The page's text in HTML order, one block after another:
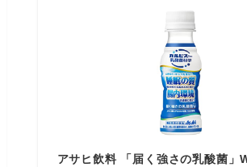
アサヒ飲料 「届く強さの乳酸菌」